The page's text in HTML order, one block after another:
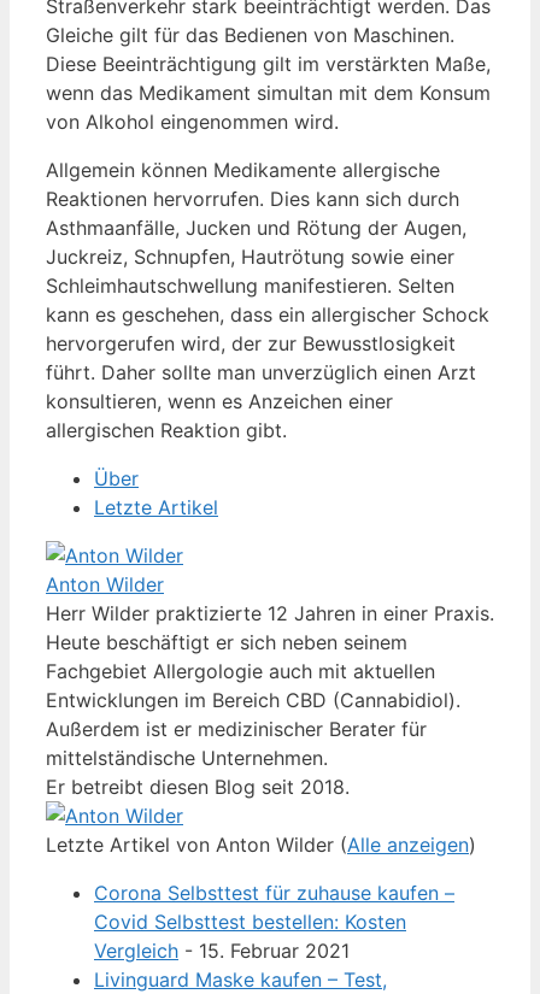
Straßenverkehr stark beeinträchtigt werden. Das
Gleiche gilt für das Bedienen von Maschinen.
Diese Beeinträchtigung gilt im verstärkten Maße,
wenn das Medikament simultan mit dem Konsum
von Alkohol eingenommen wird.
Allgemein können Medikamente allergische
Reaktionen hervorrufen. Dies kann sich durch
Asthmaanfälle, Jucken und Rötung der Augen,
Juckreiz, Schnupfen, Hautrötung sowie einer
Schleimhautschwellung manifestieren. Selten
kann es geschehen, dass ein allergischer Schock
hervorgerufen wird, der zur Bewusstlosigkeit
führt. Daher sollte man unverzüglich einen Arzt
konsultieren, wenn es Anzeichen einer
allergischen Reaktion gibt.
Über
Letzte Artikel
Anton Wilder
Herr Wilder praktizierte 12 Jahren in einer Praxis.
Heute beschäftigt er sich neben seinem
Fachgebiet Allergologie auch mit aktuellen
Entwicklungen im Bereich CBD (Cannabidiol).
Außerdem ist er medizinischer Berater für
mittelständische Unternehmen.
Er betreibt diesen Blog seit 2018.
Letzte Artikel von Anton Wilder (Alle anzeigen)
Corona Selbsttest für zuhause kaufen –
Covid Selbsttest bestellen: Kosten
Vergleich - 15. Februar 2021
Livinguard Maske kaufen – Test,